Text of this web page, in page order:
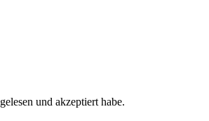
gelesen und akzeptiert habe.